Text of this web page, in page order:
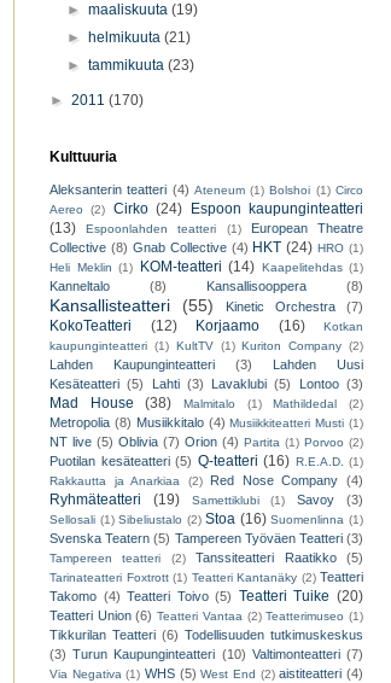
►maaliskuuta(19)
► helmikuuta(21)
►tammikuuta(23)
► 2011 (170)
Kulttuuria
Aleksanterin teatteri (4) Ateneum (1) Bolshoi (1) Circo
Aereo
(2) Cirko (24)
Espoon kaupunginteatteri
(13)
Espoonlahden teatteri (1)
European Theatre
Collective (8) Gnab Collective (4) HKT (24) HRO (1)
Heli Meklin (1) KOM-teatteri (14) Kaapelitehdas (1)
Kanneltalo (8) Kansallisooppera (8)
Kansallisteatteri (55) Kinetic Orchestra (7)
KokoTeatteri (12) Korjaamo (16)
Kotkan
kaupunginteatteri (1) KultTV (1) Kuriton Company (2)
Lahden Kaupunginteatteri (3)
Lahden Uusi
Kesäteatteri (5) Lahti (3) Lavaklubi (5) Lontoo (3)
Mad House (38) Malmitalo (1) Mathildedal (2)
Metropolia (8) Musiikkitalo (4) Musiikkiteatteri Musti (1)
NT live (5) Oblivia (7) Orion (4) Partita (1) Porvoo (2)
Puotilan kesäteatteri (5) Q-teatteri (16) R.E.A.D. (1)
Rakkautta ja Anarkiaa
(2) Red Nose Company (4)
Ryhmäteatteri (19) Samettiklubi (1) Savoy (3)
Sellosali (1) Sibeliustalo (2) Stoa (16) Suomenlinna (1)
Svenska Teatern (5) Tampereen Työväen Teatteri (3)
Tampereen teatteri (2) Tanssiteatteri Raatikko (5)
Tarinateatteri Foxtrott (1) Teatteri Kantanäky (2) Teatteri
Takomo (4) Teatteri Toivo (5) Teatteri Tuike (20)
Teatteri Union (6) Teatteri Vantaa (2) Teatterimuseo (1)
Tikkurilan Teatteri (6) Todellisuuden tutkimuskeskus
(3) Turun Kaupunginteatteri (10) Valtimonteatteri (7)
Via Negativa (1) WHS (5) West End (2) aistiteatteri (4)